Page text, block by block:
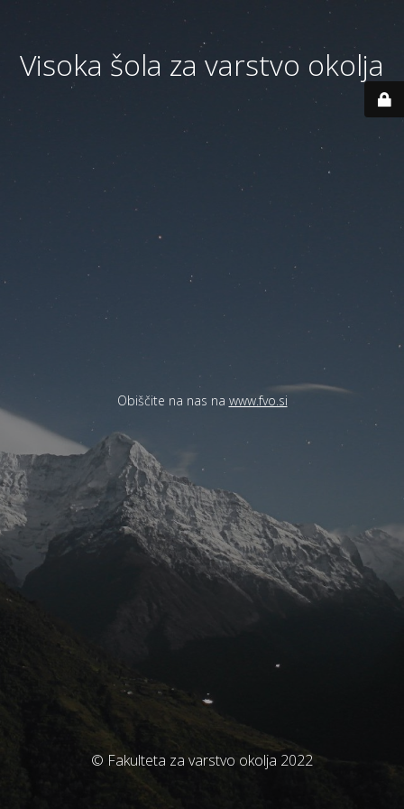
Visoka šola za varstvo okolja
Obiščite na nas na www.fvo.si
© Fakulteta za varstvo okolja 2022